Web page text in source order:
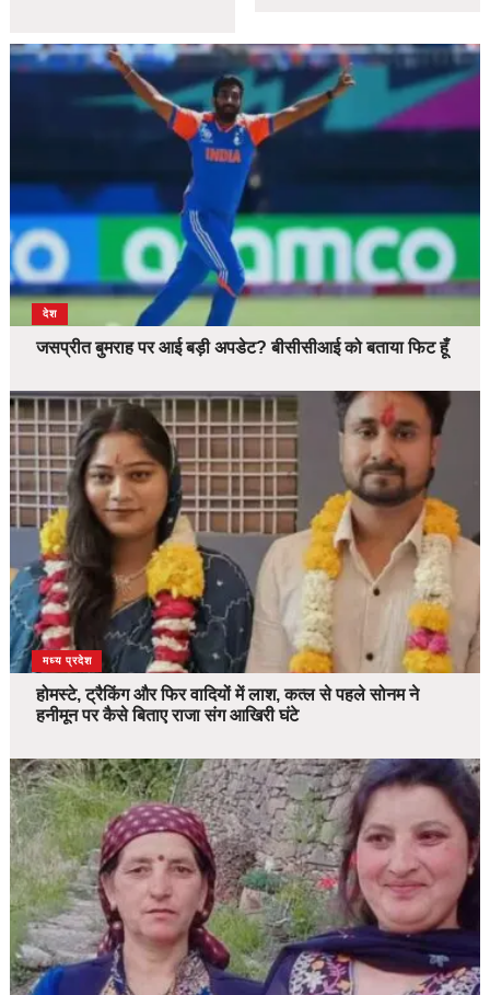
देश
जसप्रीत बुमराह पर आई बड़ी अपडेट? बीसीसीआई को बताया फिट हूँ
देश
मध्य प्रदेश
होमस्टे, ट्रैकिंग और फिर वादियों में लाश, कत्ल से पहले सोनम ने
हनीमून पर कैसे बिताए राजा संग आखिरी घंटे